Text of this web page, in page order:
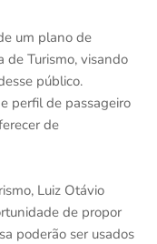
um plano de
de Turismo, visando
público.
perfil de passageiro
de
Luiz Otávio
de propor
poderão ser usados